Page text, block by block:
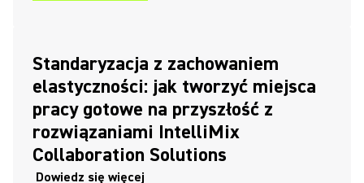
Standaryzacja z zachowaniem
elastyczności: jak tworzyć miejsca
pracy gotowe na przyszłość z
rozwiązaniami IntelliMix
Collaboration Solutions
Dowiedz się więcej